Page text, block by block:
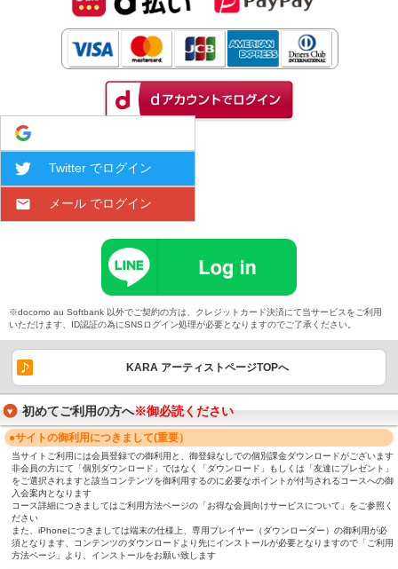
Twitter でログイン
メール でログイン
※docomo au Softbank 以外でご契約の方は、クレジットカード決済にて当サービスをご利用
いただけます、ID認証の為にSNSログイン処理が必要となりますのでご了承ください。
KARA アーティストページTOPへ
初めてご利用の方へ※御必読ください
●サイトの御利用につきまして(重要）
当サイトご利用には会員登録での御利用と、御登録なしでの個別課金ダウンロードがございます
非会員の方にて「個別ダウンロード」ではなく「ダウンロード」もしくは「友達にプレゼント」
をご選択されますと該当コンテンツを御利用するのに必要なポイントが付与されるコースへの御
入会案内となります
コース詳細につきましてはご利用方法ページの「お得な会員向けサービスについて」をご参照く
ださい
また、iPhoneにつきましては端末の仕様上、専用プレイヤー（ダウンローダー）の御利用が必
須となります、コンテンツのダウンロードより先にインストールが必要となりますので「ご利用
方法ページ」より、インストールをお願い致します